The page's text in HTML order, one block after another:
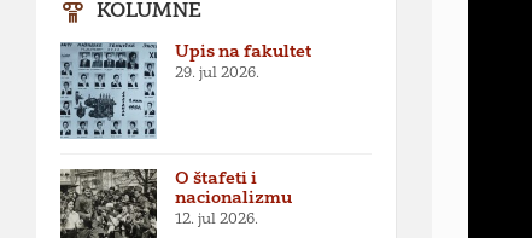
KOLUMNE
Upis na fakultet
29. jul 2026.
O štafeti i
nacionalizmu
12. jul 2026.